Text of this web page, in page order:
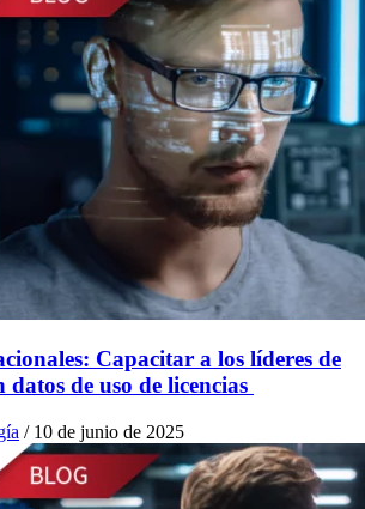
Capacitar a los líderes de
de uso de licencias
/ 10 de junio de 2025